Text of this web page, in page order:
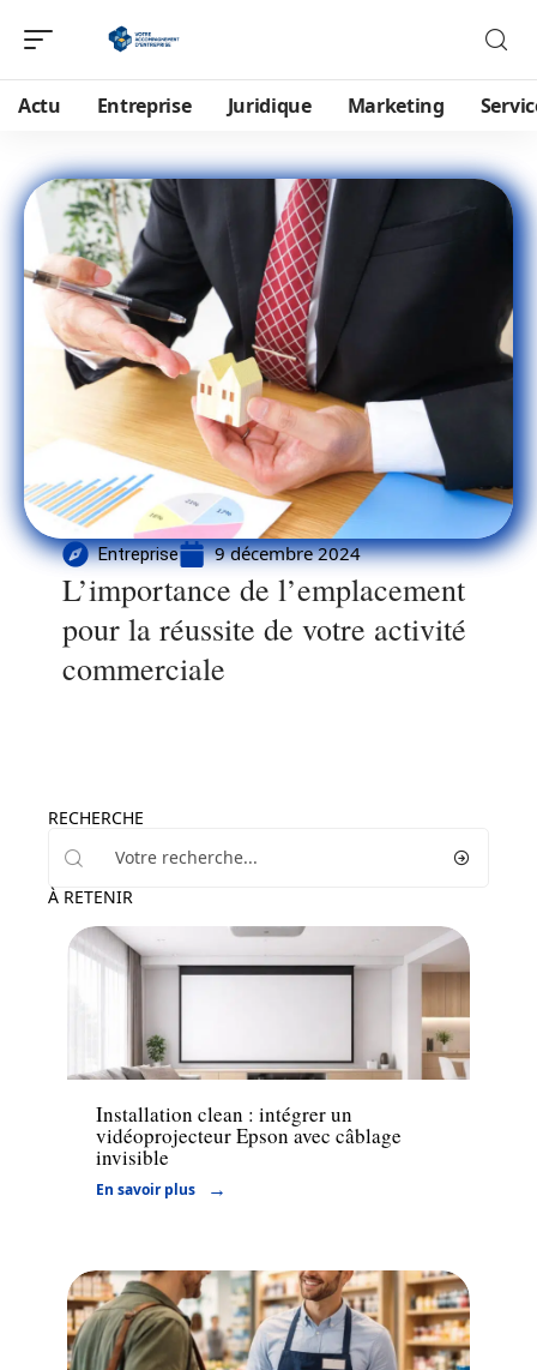
Actu Entreprise Juridique Marketing
Entreprise 9 décembre 2024
L’importance de l’emplacement
pour la réussite de votre activité
commerciale
RECHERCHE
À RETENIR
Installation clean : intégrer un
vidéoprojecteur Epson avec câblage
invisible
En savoir plus